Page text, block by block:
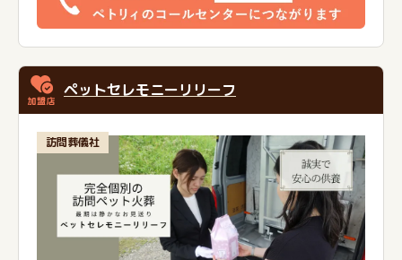
ペットセレモニーリリーフ
訪問葬儀社